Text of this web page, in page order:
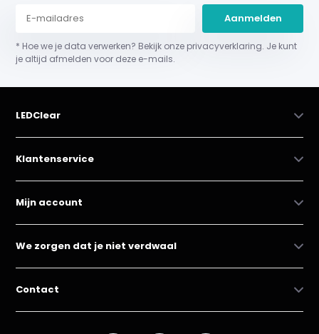
Aanmelden
* Hoe we je data verwerken? Bekijk onze privacyverklaring. Je kunt
je altijd afmelden voor deze e-mails.
LEDClear
Klantenservice
Mijn account
We zorgen dat je niet verdwaal
Contact